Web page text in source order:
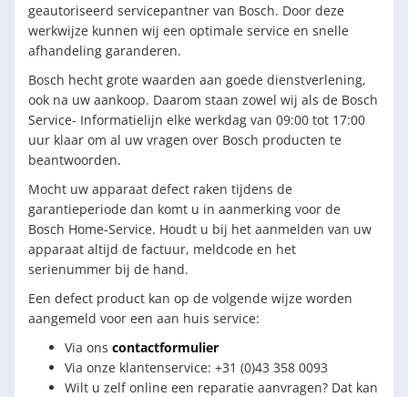
geautoriseerd servicepantner van Bosch. Door deze
werkwijze kunnen wij een optimale service en snelle
afhandeling garanderen.
Bosch hecht grote waarden aan goede dienstverlening,
ook na uw aankoop. Daarom staan zowel wij als de Bosch
Service- Informatielijn elke werkdag van 09:00 tot 17:00
uur klaar om al uw vragen over Bosch producten te
beantwoorden.
Mocht uw apparaat defect raken tijdens de
garantieperiode dan komt u in aanmerking voor de
Bosch Home-Service. Houdt u bij het aanmelden van uw
apparaat altijd de factuur, meldcode en het
serienummer bij de hand.
Een defect product kan op de volgende wijze worden
aangemeld voor een aan huis service:
Via ons contactformulier
Via onze klantenservice: +31 (0)43 358 0093
Wilt u zelf online een reparatie aanvragen? Dat kan